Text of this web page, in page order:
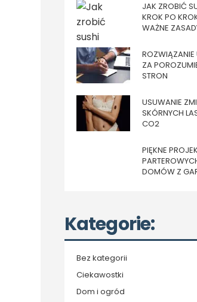
JAK ZROBIĆ
KROK PO
WAŻNE
ZA
STRON
USUWANIE
SKÓRNYCH
CO2
PIĘKNE
DOMÓW Z
Kategorie:
Bez kategorii
Ciekawostki
Dom i ogród